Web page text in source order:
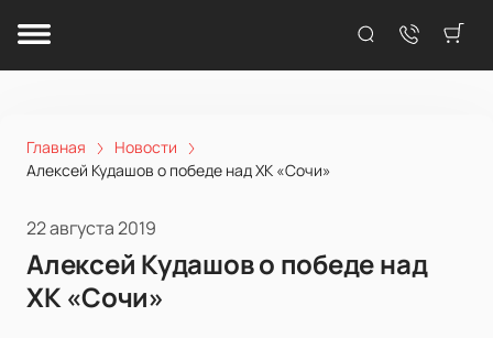
Главная
Новости
Алексей Кудашов о победе над ХК «Сочи»
22 августа 2019
Алексей Кудашов о победе над
ХК «Сочи»